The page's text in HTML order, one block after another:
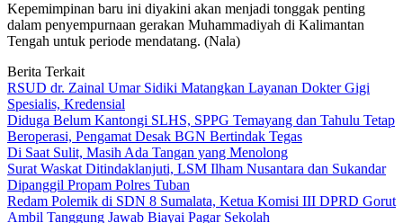
Kepemimpinan baru ini diyakini akan menjadi tonggak penting
dalam penyempurnaan gerakan Muhammadiyah di Kalimantan
Tengah untuk periode mendatang. (Nala)
Berita Terkait
RSUD dr. Zainal Umar Sidiki Matangkan Layanan Dokter Gigi
Spesialis, Kredensial
Diduga Belum Kantongi SLHS, SPPG Temayang dan Tahulu Tetap
Beroperasi, Pengamat Desak BGN Bertindak Tegas
Di Saat Sulit, Masih Ada Tangan yang Menolong
Surat Waskat Ditindaklanjuti, LSM Ilham Nusantara dan Sukandar
Dipanggil Propam Polres Tuban
Redam Polemik di SDN 8 Sumalata, Ketua Komisi III DPRD Gorut
Ambil Tanggung Jawab Biayai Pagar Sekolah